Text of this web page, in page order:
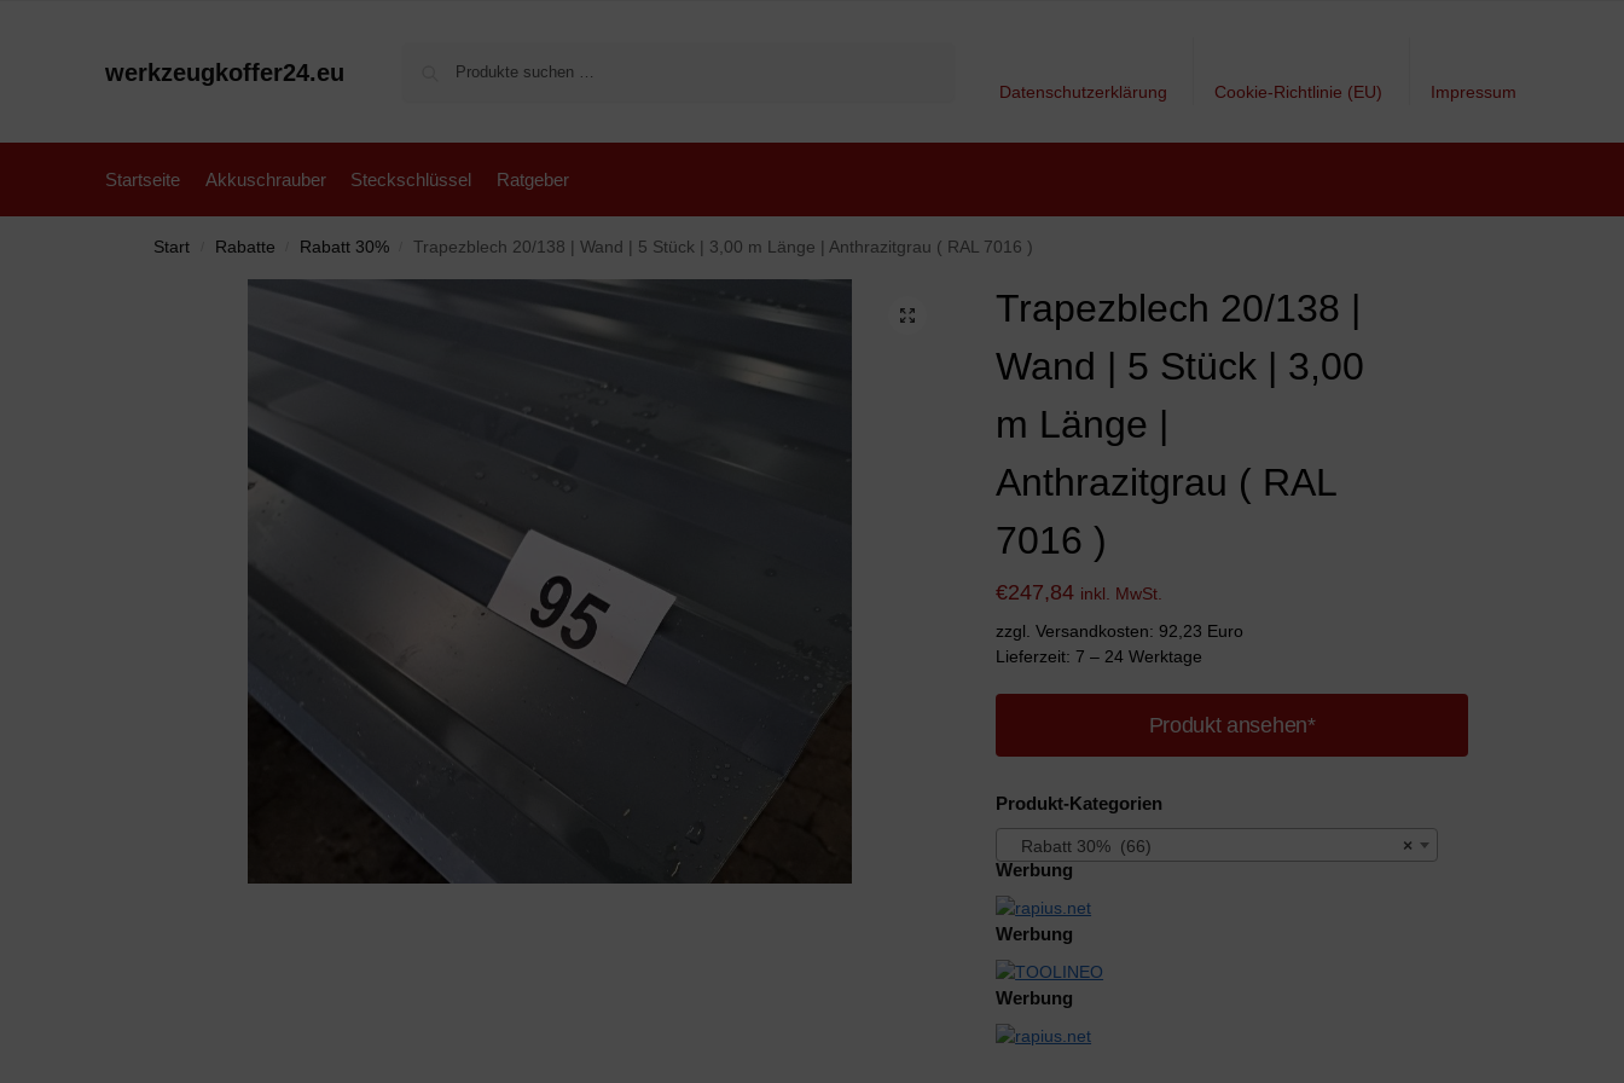
werkzeugkoffer24.eu
Datenschutzerklärung Cookie-Richtlinie (EU) Impressum
Startseite Akkuschrauber Steckschlüssel Ratgeber
Start Rabatte Rabatt 30% Trapezblech 20/138 | Wand | 5 Stück | 3,00 m Länge | Anthrazitgrau ( RAL 7016 )
Trapezblech 20/138 |
Wand | 5 Stück | 3,00
m Länge |
Anthrazitgrau ( RAL
7016 )
€247,84 inkl. MwSt.
zzgl. Versandkosten: 92,23 Euro
Lieferzeit: 7 – 24 Werktage
Produkt ansehen*
Produkt-Kategorien
×
Rabatt 30% (66)
Werbung
Werbung
Werbung